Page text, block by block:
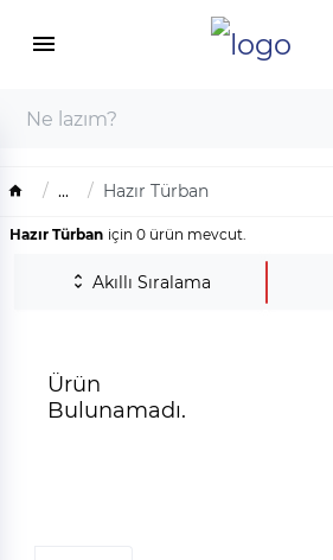
... Hazır Türban
Hazır Türban için 0 ürün mevcut.
Akıllı Sıralama
Ürün
Bulunamadı.